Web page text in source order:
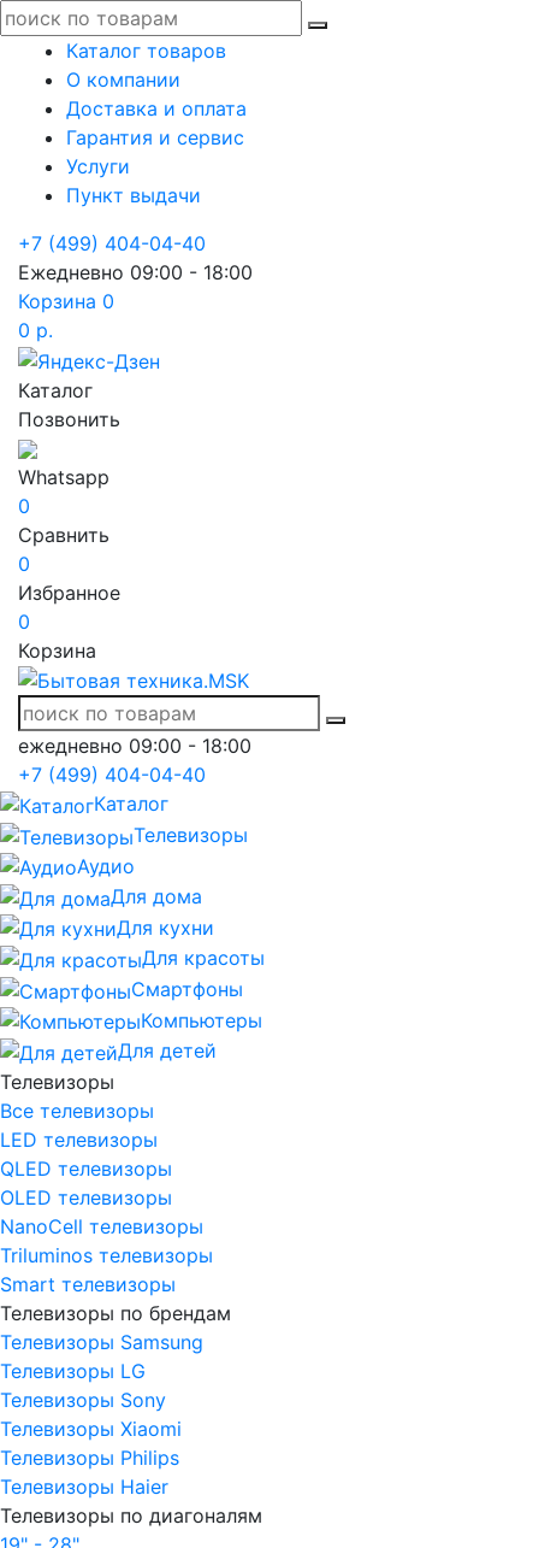
Каталог товаров
О компании
Доставка и оплата
Гарантия и сервис
Услуги
Пункт выдачи
+7 (499) 404-04-40
Ежедневно 09:00 - 18:00
Корзина 0
0 р.
Каталог
Позвонить
Whatsapp
0
Сравнить
0
Избранное
0
Корзина
ежедневно 09:00 - 18:00
+7 (499) 404-04-40
Каталог
Телевизоры
Аудио
Для дома
Для кухни
Для красоты
Смартфоны
Компьютеры
Для детей
Телевизоры
Все телевизоры
LED телевизоры
QLED телевизоры
OLED телевизоры
NanoCell телевизоры
Triluminos телевизоры
Smart телевизоры
Телевизоры по брендам
Телевизоры Samsung
Телевизоры LG
Телевизоры Sony
Телевизоры Xiaomi
Телевизоры Philips
Телевизоры Haier
Телевизоры по диагоналям